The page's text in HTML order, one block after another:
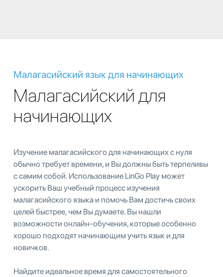
Малагасийский язык для начинающих
Малагасийский для
начинающих
Изучение малагасийского для начинающих с нуля
обычно требует времени, и Вы должны быть терпеливы
с самим собой. Использование LinGo Play может
ускорить Ваш учебный процесс изучения
малагасийского языка и помочь Вам достичь своих
целей быстрее, чем Вы думаете. Вы нашли
возможности онлайн-обучения, которые особенно
хорошо подходят начинающим учить язык и для
новичков.
Найдите идеальное время для самостоятельного